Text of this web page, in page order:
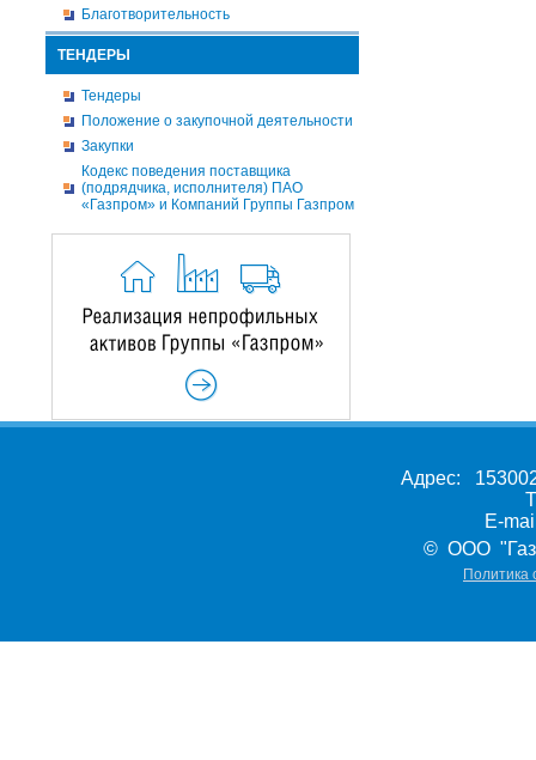
Благотворительность
ТЕНДЕРЫ
Тендеры
Положение о закупочной деятельности
Закупки
Кодекс поведения поставщика
(подрядчика, исполнителя) ПАО
«Газпром» и Компаний Группы Газпром
Адрес:
E-
© ООО
Политика